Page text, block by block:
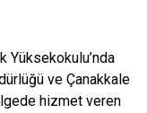
Yüksekokulu’nda
ve Çanakkale
hizmet veren